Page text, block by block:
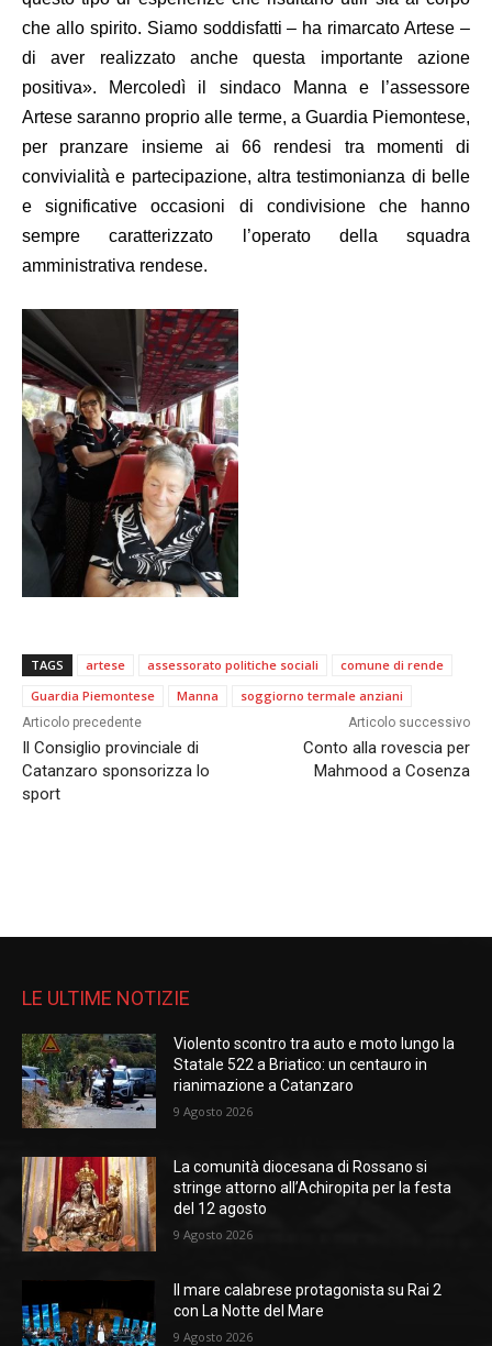
che allo spirito. Siamo soddisfatti – ha rimarcato Artese –
di aver realizzato anche questa importante azione
positiva». Mercoledì il sindaco Manna e l’assessore
Artese saranno proprio alle terme, a Guardia Piemontese,
per pranzare insieme ai 66 rendesi tra momenti di
convivialità e partecipazione, altra testimonianza di belle
e significative occasioni di condivisione che hanno
sempre caratterizzato l’operato della squadra
amministrativa rendese.
TAGS artese assessorato politiche sociali
comune di rende
Guardia Piemontese
Manna soggiorno termale anziani
Articolo precedente
Il Consiglio provinciale di
Catanzaro sponsorizza lo
sport
Articolo successivo
Conto alla rovescia per
Mahmood a Cosenza
LE ULTIME NOTIZIE
Violento scontro tra auto e moto lungo la
Statale 522 a Briatico: un centauro in
rianimazione a Catanzaro
9 Agosto 2026
La comunità diocesana di Rossano si
stringe attorno all’Achiropita per la festa
del 12 agosto
9 Agosto 2026
Il mare calabrese protagonista su Rai 2
con La Notte del Mare
9 Agosto 2026